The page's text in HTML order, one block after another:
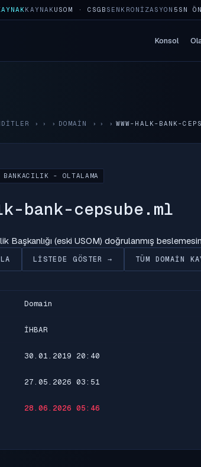
KAYNAKUSOM · CSGB SENKRONIZASYON 5SN
Konsol
› DOMAIN › WWW-HALK-BANK-
BANKACILIK - OLTALAMA
bank-cepsube.ml
Başkanlığı (eski USOM) doğrulanmış
LISTEDE GÖSTER → TÜM DOMAIN
Domain
İHBAR
30.01.2019 20:40
27.05.2026 03:51
28.06.2026 05:46